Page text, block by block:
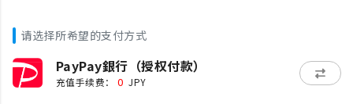
请选择所希望的支付方式
PayPay銀行（授权付款）
充值手续费： 0 JPY